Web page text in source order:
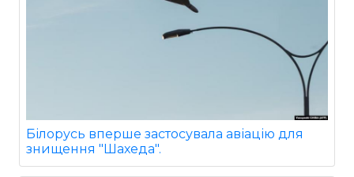
Білорусь вперше застосувала авіацію для
знищення "Шахеда".